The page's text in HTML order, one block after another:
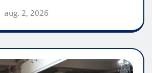
aug. 2, 2026